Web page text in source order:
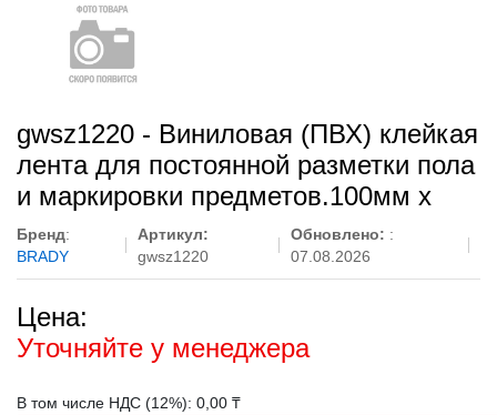
gwsz1220 - Виниловая (ПВХ) клейкая
лента для постоянной разметки пола
и маркировки предметов.100мм x
Бренд:
BRADY
Артикул:
gwsz1220
Обновлено: :
07.08.2026
Цена:
Уточняйте у менеджера
В том числе НДС (12%): 0,00 ₸